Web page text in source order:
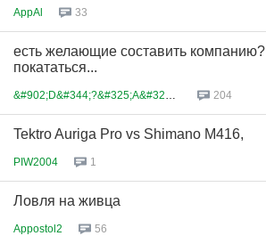
AppAl 33
есть желающие составить компанию?
покататься...
204
Tektro Auriga Pro vs Shimano M416,
PIW2004 1
Ловля на живца
Appostol2 56